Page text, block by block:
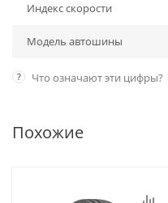
Индекс скорости
Модель автошины
? Что означают эти цифры?
Похожие